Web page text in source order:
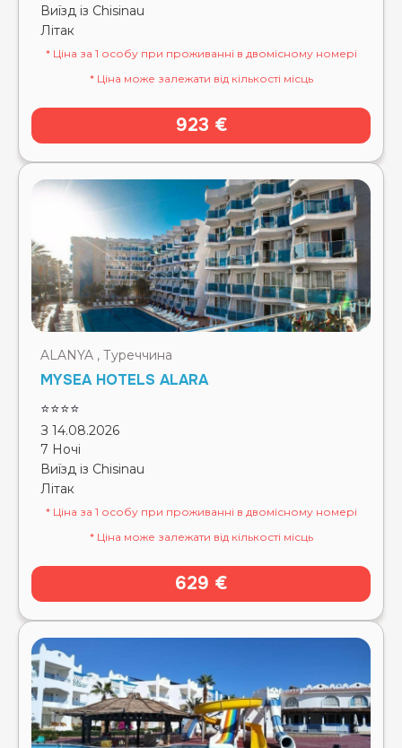
Виїзд із Chisinau
Літак
* Ціна за 1 особу при проживанні в двомісному номері
* Ціна може залежати від кількості місць
923 €
ALANYA , Туреччина
MYSEA HOTELS ALARA
⭐⭐⭐⭐
З 14.08.2026
7 Ночі
Виїзд із Chisinau
Літак
* Ціна за 1 особу при проживанні в двомісному номері
* Ціна може залежати від кількості місць
629 €